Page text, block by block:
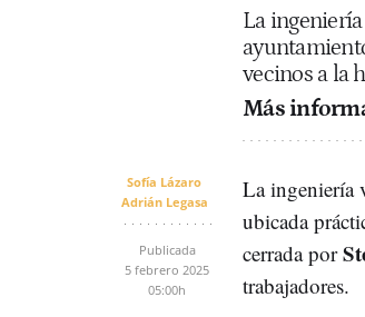
La
vecinos a la
Más
Sofía Lázaro
Adrián Legasa
Publicada
5 febrero 2025
05:00h
La ingeniería
ubicada
cerrada por
trabajadores.